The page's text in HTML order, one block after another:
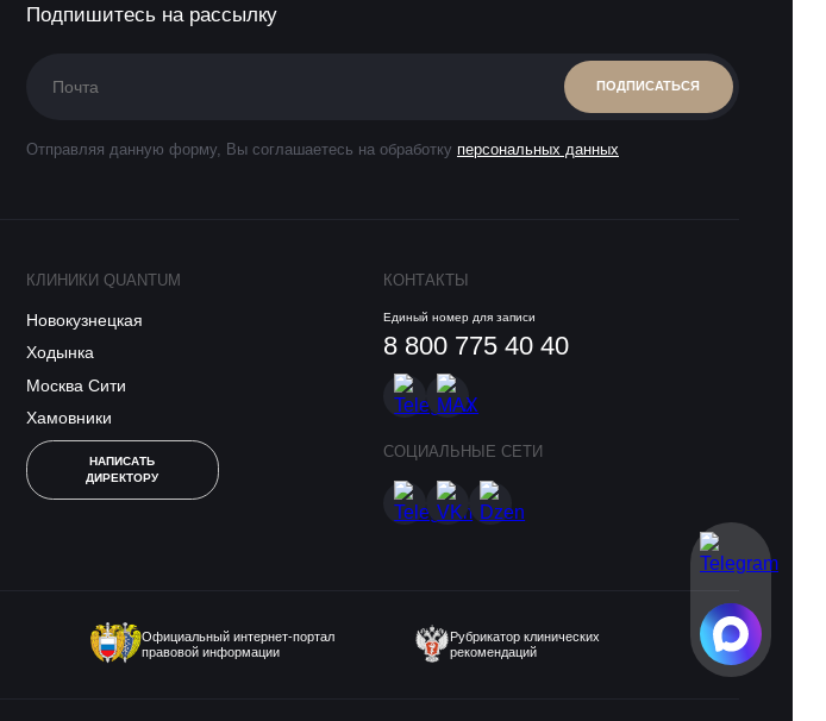
Подпишитесь на рассылку
ПОДПИСАТЬСЯ
Отправляя данную форму, Вы соглашаетесь на обработку персональных данных
КЛИНИКИ QUANTUM
Новокузнецкая
Ходынка
Москва Сити
Хамовники
НАПИСАТЬ
ДИРЕКТОРУ
КОНТАКТЫ
Единый номер для записи
8 800 775 40 40
СОЦИАЛЬНЫЕ СЕТИ
Официальный интернет-портал
правовой информации
Рубрикатор клинических
рекомендаций